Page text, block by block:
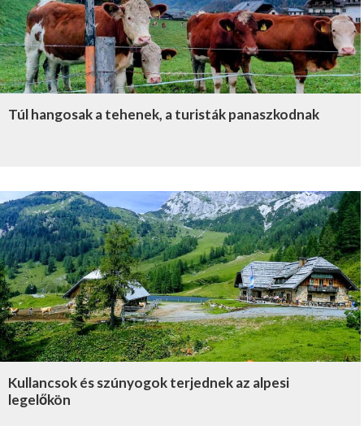
Túl hangosak a tehenek, a turisták panaszkodnak
Kullancsok és szúnyogok terjednek az alpesi
legelőkön